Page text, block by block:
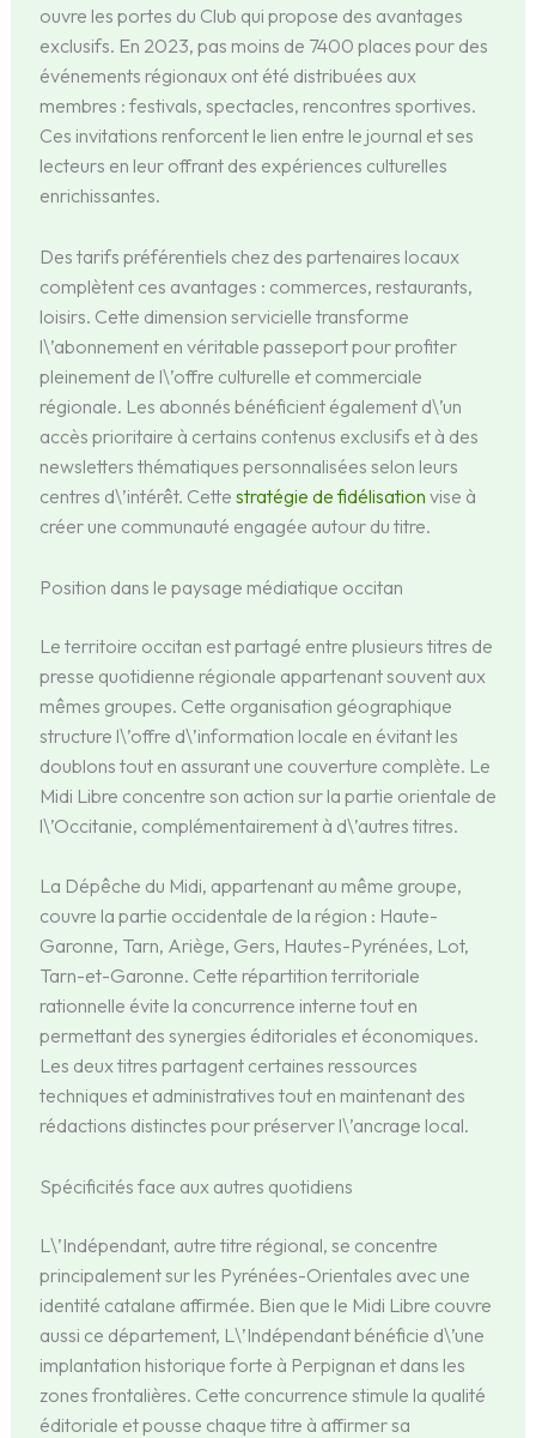
ouvre les portes du Club qui propose des avantages
exclusifs. En 2023, pas moins de 7400 places pour des
événements régionaux ont été distribuées aux
membres : festivals, spectacles, rencontres sportives.
Ces invitations renforcent le lien entre le journal et ses
lecteurs en leur offrant des expériences culturelles
enrichissantes.
Des tarifs préférentiels chez des partenaires locaux
complètent ces avantages : commerces, restaurants,
loisirs. Cette dimension servicielle transforme
l\’abonnement en véritable passeport pour profiter
pleinement de l\’offre culturelle et commerciale
régionale. Les abonnés bénéficient également d\’un
accès prioritaire à certains contenus exclusifs et à des
newsletters thématiques personnalisées selon leurs
centres d\’intérêt. Cette stratégie de fidélisation vise à
créer une communauté engagée autour du titre.
Position dans le paysage médiatique occitan
Le territoire occitan est partagé entre plusieurs titres de
presse quotidienne régionale appartenant souvent aux
mêmes groupes. Cette organisation géographique
structure l\’offre d\’information locale en évitant les
doublons tout en assurant une couverture complète. Le
Midi Libre concentre son action sur la partie orientale de
l\’Occitanie, complémentairement à d\’autres titres.
La Dépêche du Midi, appartenant au même groupe,
couvre la partie occidentale de la région : Haute-
Garonne, Tarn, Ariège, Gers, Hautes-Pyrénées, Lot,
Tarn-et-Garonne. Cette répartition territoriale
rationnelle évite la concurrence interne tout en
permettant des synergies éditoriales et économiques.
Les deux titres partagent certaines ressources
techniques et administratives tout en maintenant des
rédactions distinctes pour préserver l\’ancrage local.
Spécificités face aux autres quotidiens
L\’Indépendant, autre titre régional, se concentre
principalement sur les Pyrénées-Orientales avec une
identité catalane affirmée. Bien que le Midi Libre couvre
aussi ce département, L\’Indépendant bénéficie d\’une
implantation historique forte à Perpignan et dans les
zones frontalières. Cette concurrence stimule la qualité
éditoriale et pousse chaque titre à affirmer sa